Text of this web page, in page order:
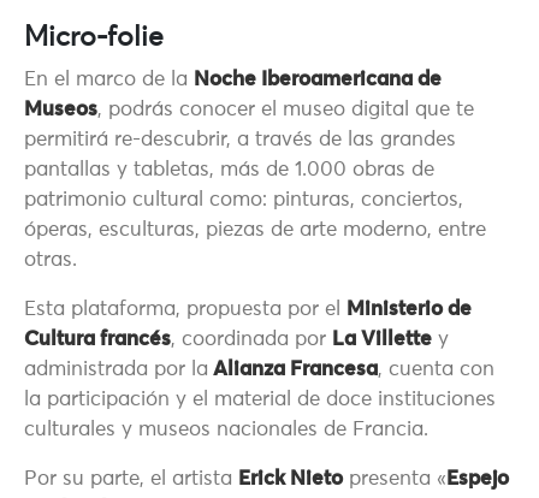
Micro-folie
En el marco de la Noche Iberoamericana de
Museos, podrás conocer el museo digital que te
permitirá re-descubrir, a través de las grandes
pantallas y tabletas, más de 1.000 obras de
patrimonio cultural como: pinturas, conciertos,
óperas, esculturas, piezas de arte moderno, entre
otras.
Esta plataforma, propuesta por el
Ministerio de
Cultura francés, coordinada por La Villette y
administrada por la Alianza Francesa, cuenta con
la participación y el material de doce instituciones
culturales y museos nacionales de Francia.
Por su parte, el artista Erick Nietopresenta « Espejo